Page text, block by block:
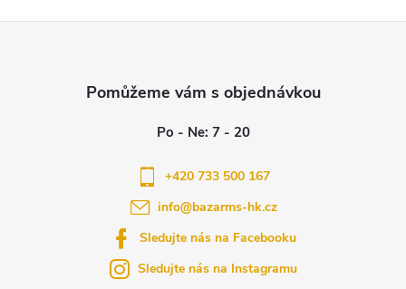
i
info@bazarms-hk.cz
+420 733 500 167
Sledujte nás na Facebooku
Sledujte nás na Instagramu